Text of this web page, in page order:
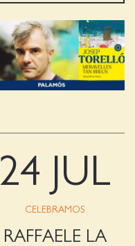
24 JUL
CELEBRAMOS
RAFFAELE LA